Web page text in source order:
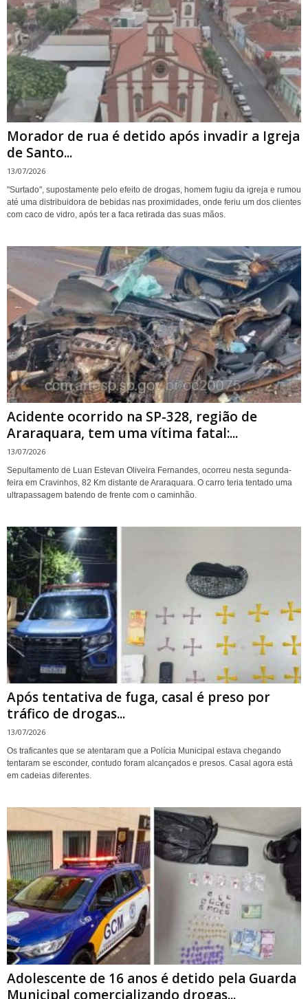
Morador de rua é detido após invadir a Igreja
de Santo...
13/07/2026
"Surtado", supostamente pelo efeito de drogas, homem fugiu da igreja e rumou
até uma distribuidora de bebidas nas proximidades, onde feriu um dos clientes
com caco de vidro, após ter a faca retirada das suas mãos.
Acidente ocorrido na SP-328, região de
Araraquara, tem uma vítima fatal:...
13/07/2026
Sepultamento de Luan Estevan Oliveira Fernandes, ocorreu nesta segunda-
feira em Cravinhos, 82 Km distante de Araraquara. O carro teria tentado uma
ultrapassagem batendo de frente com o caminhão.
Após tentativa de fuga, casal é preso por
tráfico de drogas...
13/07/2026
Os traficantes que se atentaram que a Polícia Municipal estava chegando
tentaram se esconder, contudo foram alcançados e presos. Casal agora está
em cadeias diferentes.
Adolescente de 16 anos é detido pela Guarda
Municipal comercializando drogas...